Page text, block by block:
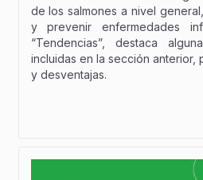
de los salmones a nivel
y prevenir enfermedades
“Tendencias”, destaca
incluidas en la sección anterior,
y desventajas.